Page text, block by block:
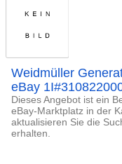
Weidmüller
eBay
Dieses Angebot ist ein
eBay-Marktplatz in der
aktualisieren Sie die
erhalten.